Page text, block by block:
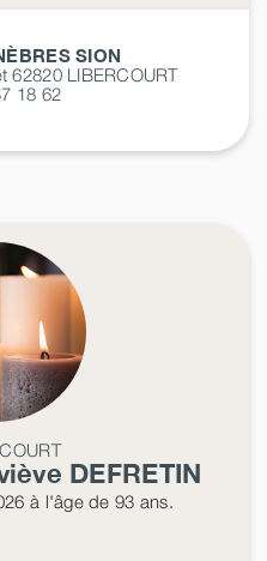
SION
62820 LIBERCOURT
18 62
DEFRETIN
à l'âge de 93 ans.